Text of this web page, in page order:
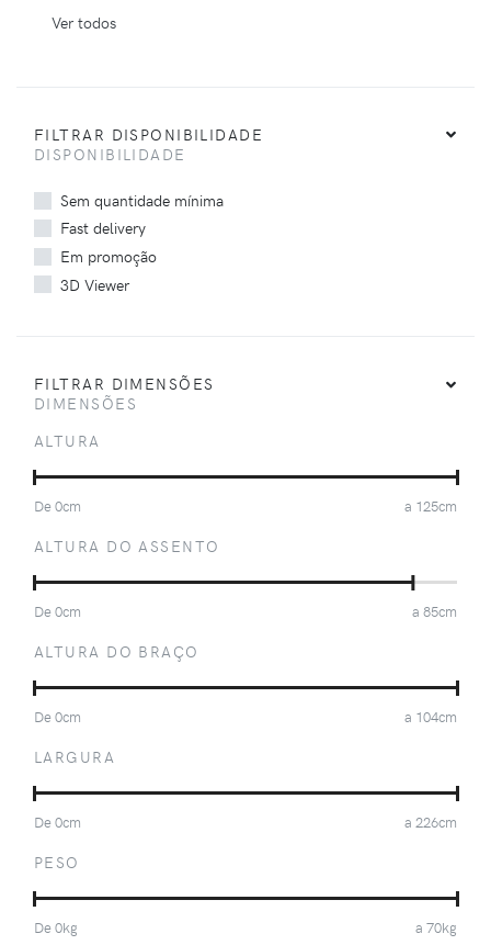
Ver todos
FILTRAR DISPONIBILIDADE
DISPONIBILIDADE
Sem quantidade mínima
Fast delivery
Em promoção
3D Viewer
FILTRAR DIMENSÕES
DIMENSÕES
ALTURA
De0cm a 125cm
ALTURA DO ASSENTO
De0cm a 85cm
ALTURA DO BRAÇO
De0cm a 104cm
LARGURA
De0cm a 226cm
PESO
De0kg a 70kg